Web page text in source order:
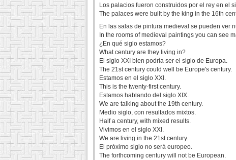
Los palacios fueron construidos por el rey en el
The palaces were built by the king in the 16th
En las salas de pintura medieval se pueden ver
In the rooms of medieval paintings you can see
¿En qué siglo estamos?
What century are they living in?
El siglo XXI bien podría ser el siglo de Europa.
The 21st century could well be Europe's century.
Estamos en el siglo XXI.
This is the twenty-first century.
Estamos hablando del siglo XIX.
We are talking about the 19th century.
Medio siglo, con resultados mixtos.
Half a century, with mixed results.
Vivimos en el siglo XXI.
We are living in the 21st century.
El próximo siglo no será europeo.
The forthcoming century will not be European.